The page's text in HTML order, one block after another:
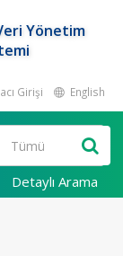
Yönetim
Girişi English
Detaylı Arama